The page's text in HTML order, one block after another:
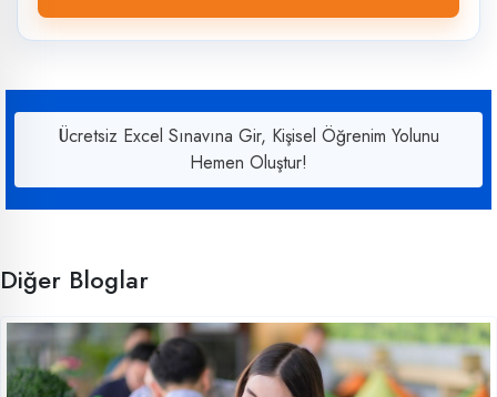
Ücretsiz Excel Sınavına Gir, Kişisel Öğrenim Yolunu
Hemen Oluştur!
Diğer Bloglar